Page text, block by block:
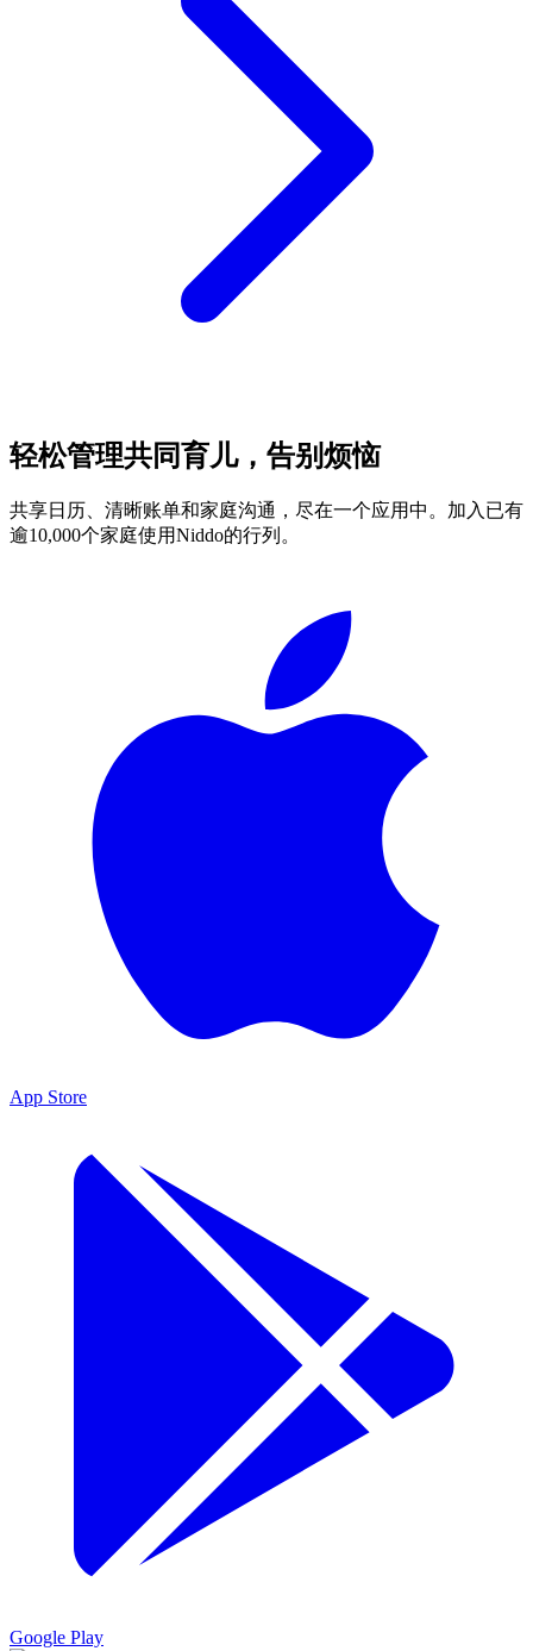
轻松管理共同育儿，告别烦恼
共享日历、清晰账单和家庭沟通，尽在一个应用中。加入已有
逾10,000个家庭使用Niddo的行列。
App Store
Google Play